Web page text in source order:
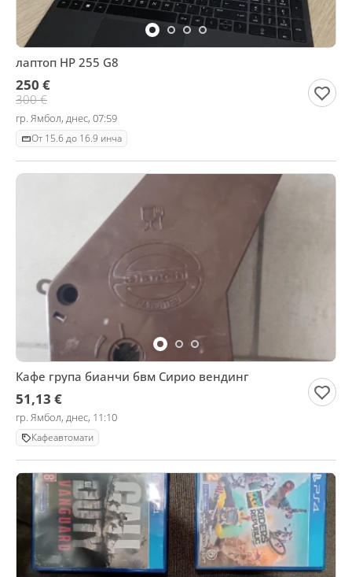
лаптоп HP 255 G8
250 €
300 €
гр. Ямбол, днес, 07:59
От 15.6 до 16.9 инча
Кафе група бианчи бвм Сирио вендинг
51,13 €
гр. Ямбол, днес, 11:10
Кафеавтомати